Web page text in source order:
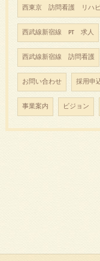
西東京 訪問看護 リハ
西武線新宿線 PT 求人
西武線新宿線 訪問看護
お問い合わせ 採用申
事業案内 ビジョン